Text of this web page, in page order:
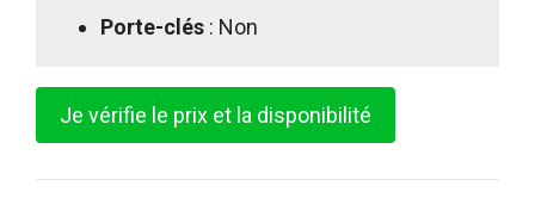
Porte-clés : Non
Je vérifie le prix et la disponibilité